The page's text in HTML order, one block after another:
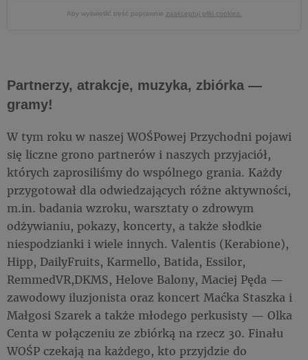
Aby wyświetlić treść poprawnie zaakceptuj pliki cookies.
Partnerzy, atrakcje, muzyka, zbiórka —
gramy!
W tym roku w naszej WOŚPowej Przychodni pojawi
się liczne grono partnerów i naszych przyjaciół,
których zaprosiliśmy do wspólnego grania. Każdy
przygotował dla odwiedzających różne aktywności,
m.in. badania wzroku, warsztaty o zdrowym
odżywianiu, pokazy, koncerty, a także słodkie
niespodzianki i wiele innych. Valentis (Kerabione),
Hipp, DailyFruits, Karmello, Batida, Essilor,
RemmedVR,DKMS, Helove Balony, Maciej Pęda —
zawodowy iluzjonista oraz koncert Maćka Staszka i
Małgosi Szarek a także młodego perkusisty — Olka
Centa w połączeniu ze zbiórką na rzecz 30. Finału
WOŚP czekają na każdego, kto przyjdzie do